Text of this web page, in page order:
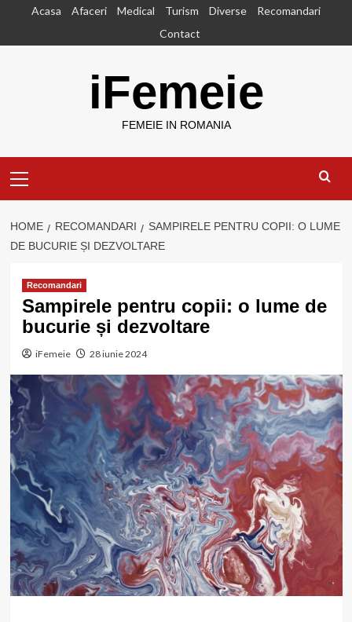
content
Acasa Afaceri Medical Turism Diverse
Recomandari
Contact
iFemeie
FEMEIE IN ROMANIA
Menu
HOME RECOMANDARI
SAMPIRELE PENTRU COPII: O LUME
DE BUCURIE ȘI DEZVOLTARE
Recomandari
Sampirele pentru copii: o lume de
bucurie și dezvoltare
iFemeie 28 iunie 2024